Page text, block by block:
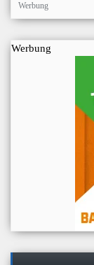
Werbung
Werbung